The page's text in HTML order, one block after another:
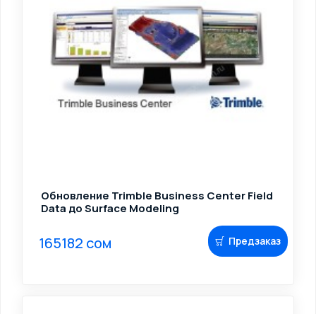
Обновление Trimble Business Center Field
Data до Surface Modeling
165182 сом Предзаказ